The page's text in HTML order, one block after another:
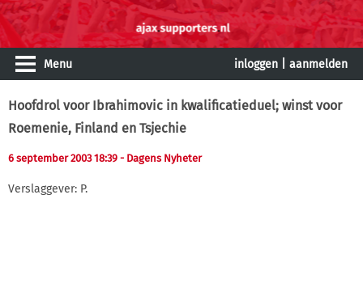
Menu inloggen aanmelden
Hoofdrol voor Ibrahimovic in kwalificatieduel; winst voor
Roemenie, Finland en Tsjechie
6 september 2003 18:39 - Dagens Nyheter
Verslaggever: P.